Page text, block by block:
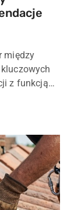
między
z funkcją